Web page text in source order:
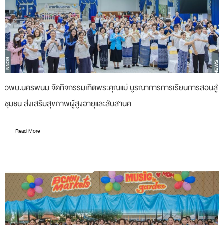
วพบ.นครพนม จัดกิจกรรมเทิดพระคุณแม่ บูรณาการการเรียนการสอนสู่
ชุมชน ส่งเสริมสุขภาพผู้สูงอายุและสืบสานค
Read More